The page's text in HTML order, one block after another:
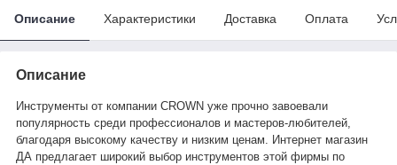
Описание Характеристики Доставка Оплата
Описание
Инструменты от компании CROWN уже прочно завоевали
популярность среди профессионалов и мастеров-любителей,
благодаря высокому качеству и низким ценам. Интернет магазин
ДА предлагает широкий выбор инструментов этой фирмы по